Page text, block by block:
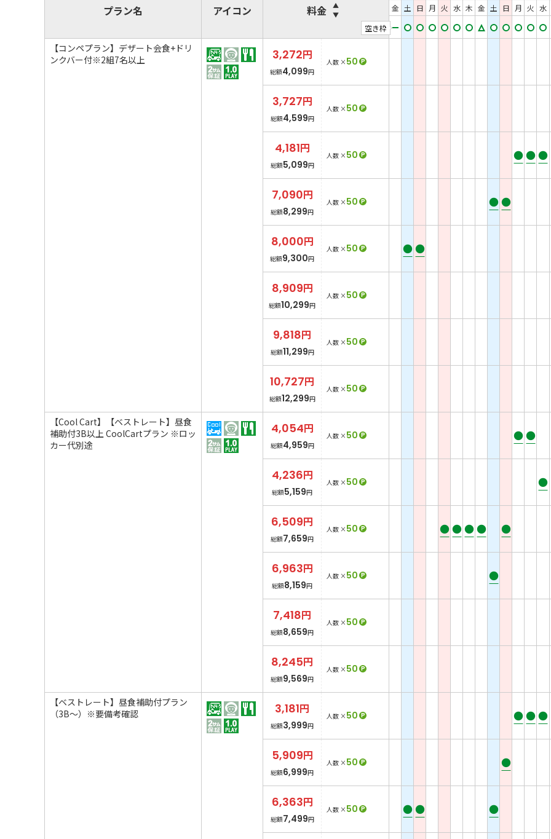
プラン名 アイコン 料金
金 土 日 月 火 水 木 金 土 日 月 火 水
空き枠
【コンペプラン】デザート会食+ドリ
ンクバー付※2組7名以上
3,272円
総額4,099円
人数 × 50 P
3,727円
総額4,599円
人数 × 50 P
4,181円
総額5,099円
人数 × 50 P ●●●
7,090円
総額8,299円
人数 × 50 P ●●
8,000円
総額9,300円
人数 × 50 P ●●
8,909円
総額10,299円
人数 × 50 P
9,818円
総額11,299円
人数 × 50 P
10,727円
総額12,299円
人数 × 50 P
【Cool Cart】【ベストレート】昼食
補助付3B以上 CoolCartプラン ※ロッ
カー代別途
4,054円
総額4,959円
人数 × 50 P ●●
4,236円
総額5,159円
人数 × 50 P ●
6,509円
総額7,659円
人数 × 50 P ●●●● ●
6,963円
総額8,159円
人数 × 50 P ●
7,418円
総額8,659円
人数 × 50 P
8,245円
総額9,569円
人数 × 50 P
【ベストレート】昼食補助付プラン
（3B～）※要備考確認
3,181円
総額3,999円
人数 × 50 P ●●●
5,909円
総額6,999円
人数 × 50 P ●
6,363円
総額7,499円
人数 × 50 P ●● ●